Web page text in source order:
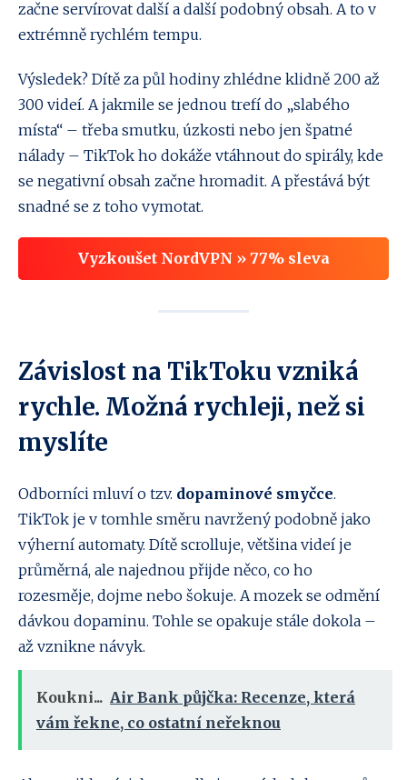
začne servírovat další a další podobný obsah. A to v
extrémně rychlém tempu.
Výsledek? Dítě za půl hodiny zhlédne klidně 200 až
300 videí. A jakmile se jednou trefí do „slabého
místa“ – třeba smutku, úzkosti nebo jen špatné
nálady – TikTok ho dokáže vtáhnout do spirály, kde
se negativní obsah začne hromadit. A přestává být
snadné se z toho vymotat.
Vyzkoušet NordVPN » 77% sleva
Závislost na TikToku vzniká
rychle. Možná rychleji, než si
myslíte
Odborníci mluví o tzv. dopaminové smyčce.
TikTok je v tomhle směru navržený podobně jako
výherní automaty. Dítě scrolluje, většina videí je
průměrná, ale najednou přijde něco, co ho
rozesměje, dojme nebo šokuje. A mozek se odmění
dávkou dopaminu. Tohle se opakuje stále dokola –
až vznikne návyk.
Koukni... Air Bank půjčka: Recenze, která
vám řekne, co ostatní neřeknou